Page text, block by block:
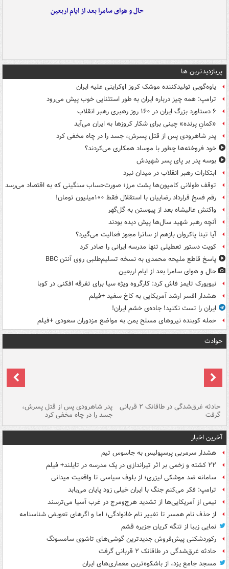
حال و هوای سامرا بعد از ایام اربعین
پربازدیدترین ها
یاوه‌گویی تولیدکننده موشک کروز اوکراینی علیه ایران
ترامپ: همه چیز درباره ایران به طور استثنایی خوب پیش می‌رود
۶ دستاورد بزرگ ایران در ۱۶۰ روز رهبری رهبر انقلاب
«کمانِ پرنده» چینی برای شکار کروزها به ایران می‌آید
پدر شاهرودی پس از قتل پسرش، جسد را در چاه مخفی کرد
خود فروخته‌ها چطور با موساد همکاری می‌کردند؟
بوسه‌ پدر بر پای پسر شهیدش
ابتکارات رهبر انقلاب در میدان نبرد
توقف طولانی کامیون‌ها پشت مرز؛ صورت‌حساب سنگینی که به اقتصاد می‌رسد
رقم فسخ قرارداد رضاییان با استقلال فقط ۱۰۰میلیون تومان!
واکنش عالیشاه بعد از پیوستن به گل‌گهر
آنچه رهبر شهید سال‌ها پیش دیده بودند
آیا تینا پاکروان بازهم از ساترا مجوز فعالیت می‌گیرد؟
کویت دستور تعطیلی تنها مدرسه ایرانی را صادر کرد
پاسخ قاطع ملیحه محمدی به نسخه تسلیم‌طلبی روی آنتن BBC
حال و هوای سامرا بعد از ایام اربعین
نیویورک تایمز فاش کرد: کارگروه ویژه سیا برای تفرقه افکنی در کوبا
هشدار افسر ارشد آمریکایی به کاخ سفید +فیلم
ایران را تست نکنید! جاده‌ی خشم ایران!
حمله کوبنده نیروهای مسلح یمن به مواضع مزدوران سعودی +فیلم
حوادث
حادثه غرق‌شدگی در طاقانک ۲ قربانی
گرفت
پدر شاهرودی پس از قتل پسرش،
جسد را در چاه مخفی کرد
آخرین اخبار
هشدار سرمربی پرسپولیس به جاسوس تیم
۲۲ کشته و زخمی بر اثر تیراندازی در یک مدرسه در تایلند+ فیلم
سامانه ضد موشکی لیزری؛ از بلوف سیاسی تا واقعیت میدانی
ترامپ: فکر می‌کنم جنگ با ایران خیلی زود پایان می‌یابد
نیمی از آمریکایی‌ها از تشدید هرج‌ومرج در غرب آسیا می‌ترسند
از حذف نام همسر تا تغییر نام خانوادگی؛ اما و اگرهای تعویض شناسنامه
نمایی زیبا از تنگه کریان جزیره قشم
رکوردشکنی پیش‌فروش جدیدترین گوشی‌های تاشوی سامسونگ
حادثه غرق‌شدگی در طاقانک ۲ قربانی گرفت
مسجد جامع یزد، از باشکوه‌ترین معماری‌های ایران